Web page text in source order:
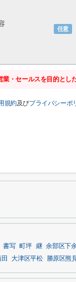
任意
・セールスを目的とし
規約及びプライバシーポ
書写 町坪 継 余部区下
大津区平松 勝原区熊